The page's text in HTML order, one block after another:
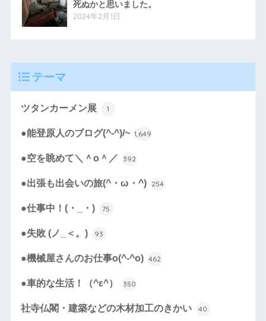
死ぬかと思いました。
2024年2月1日
テーマ
ツタンカーメン展 1
●能登原人のブログ(^-^)/~ 1,649
●空を眺めて＼＾o＾／ 392
●出張も出会いの旅(^・ω・^) 254
●仕事中！(・_・) 75
●失敗 (ノ_＜。) 93
●機械屋さんのお仕事o(^-^o) 462
●車的な生活！（^ε^） 350
社寺仏閣・建築などの木材加工のきかい 40